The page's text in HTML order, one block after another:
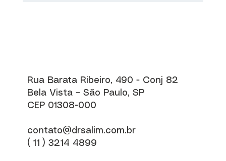
Rua Barata Ribeiro, 490 - Conj 82
Bela Vista – São Paulo, SP
CEP 01308-000
contato@drsalim.com.br
( 11 ) 3214 4899